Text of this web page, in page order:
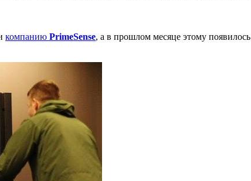
компанию PrimeSense, а в прошлом месяце этому появилось